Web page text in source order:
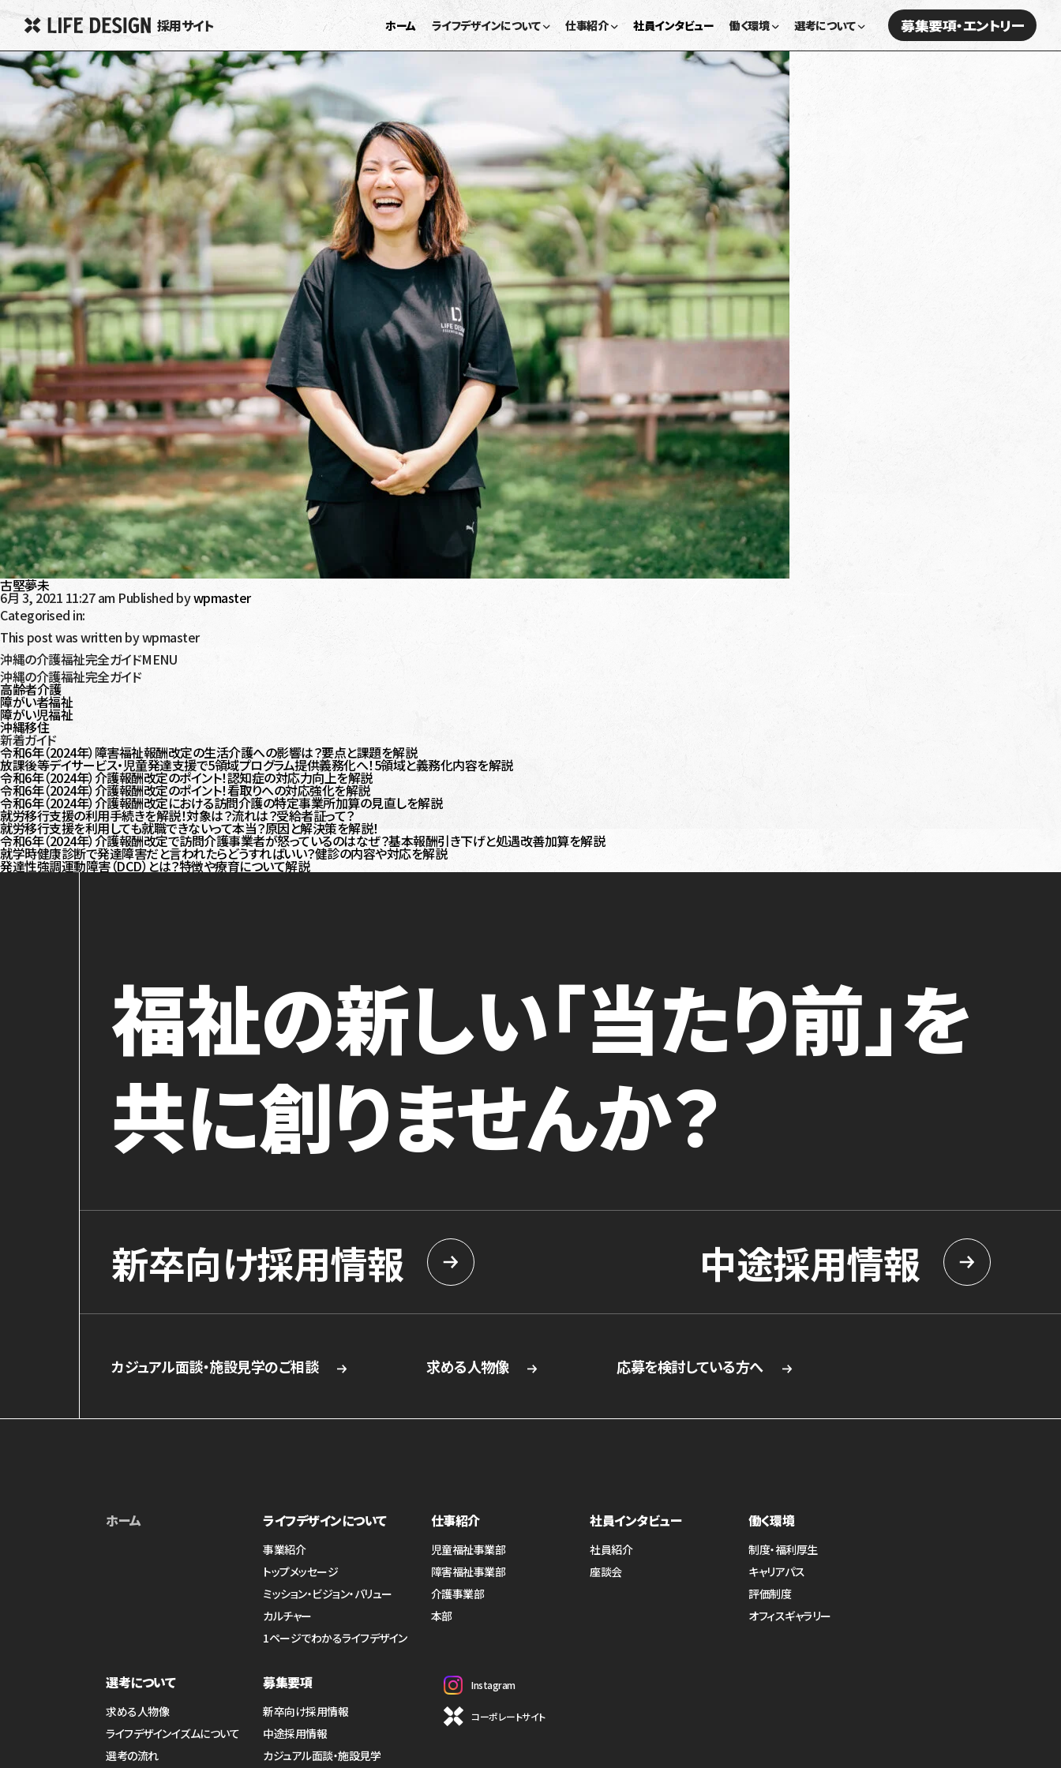
採用サイト ホーム ライフデザインについて 仕事紹介 社員インタビュー 働く環境 選考について 募集要項・エントリー
古堅夢未
6月 3, 2021 11:27 am Published bywpmaster
Categorised in:
This post was written by wpmaster
沖縄の介護福祉完全ガイドMENU
沖縄の介護福祉完全ガイド
高齢者介護
障がい者福祉
障がい児福祉
沖縄移住
新着ガイド
令和6年（2024年）障害福祉報酬改定の生活介護への影響は？要点と課題を解説
放課後等デイサービス・児童発達支援で5領域プログラム提供義務化へ！5領域と義務化内容を解説
令和6年（2024年）介護報酬改定のポイント！認知症の対応力向上を解説
令和6年（2024年）介護報酬改定のポイント！看取りへの対応強化を解説
令和6年（2024年）介護報酬改定における訪問介護の特定事業所加算の見直しを解説
就労移行支援の利用手続きを解説！対象は？流れは？受給者証って？
就労移行支援を利用しても就職できないって本当？原因と解決策を解説！
令和6年（2024年）介護報酬改定で訪問介護事業者が怒っているのはなぜ？基本報酬引き下げと処遇改善加算を解説
就学時健康診断で発達障害だと言われたらどうすればいい？健診の内容や対応を解説
発達性強調運動障害（DCD）とは？特徴や療育について解説
福祉の新しい「当たり前」を
共に創りませんか？
新卒向け採用情報 中途採用情報
カジュアル面談・施設見学のご相談 求める人物像 応募を検討している方へ
ホーム ライフデザインについて
事業紹介
トップメッセージ
ミッション・ビジョン・バリュー
カルチャー
1ページでわかるライフデザイン
仕事紹介
児童福祉事業部
障害福祉事業部
介護事業部
本部
社員インタビュー
社員紹介
座談会
働く環境
制度・福利厚生
キャリアパス
評価制度
オフィスギャラリー
選考について
求める人物像
ライフデザインイズムについて
選考の流れ
募集要項
新卒向け採用情報
中途採用情報
カジュアル面談・施設見学
Instagram
コーポレートサイト